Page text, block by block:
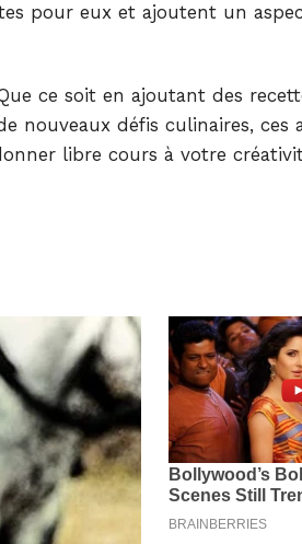
pour eux et ajoutent un
ce soit en ajoutant des
nouveaux défis culinaires, ces
libre cours à votre